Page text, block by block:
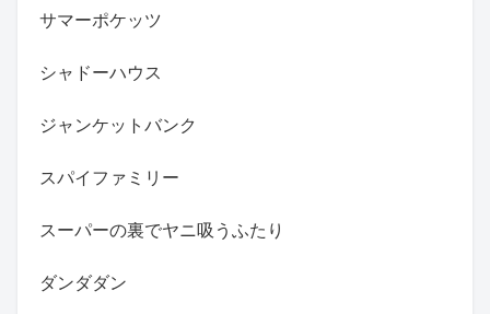
サマーポケッツ
シャドーハウス
ジャンケットバンク
スパイファミリー
スーパーの裏でヤニ吸うふたり
ダンダダン